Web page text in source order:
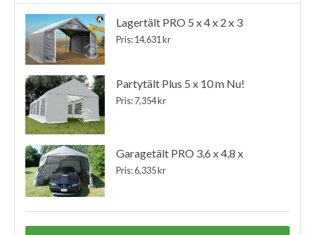
Lagertält PRO 5 x 4 x 2 x 3
Pris: 14,631 kr
Partytält Plus 5 x 10 m Nu!
Pris: 7,354 kr
Garagetält PRO 3,6 x 4,8 x
Pris: 6,335 kr